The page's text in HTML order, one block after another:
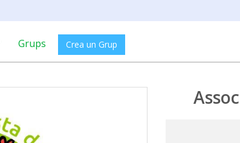
Grups Crea un Grup